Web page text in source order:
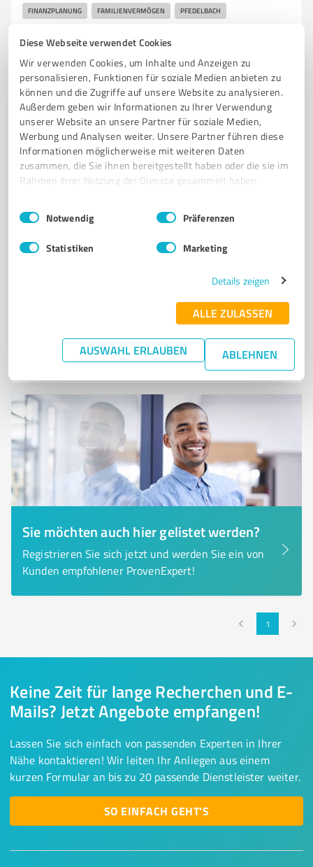
Diese Webseite verwendet Cookies
Wir verwenden Cookies, um Inhalte und Anzeigen zu
personalisieren, Funktionen für soziale Medien anbieten zu
können und die Zugriffe auf unsere Website zu analysieren.
Außerdem geben wir Informationen zu Ihrer Verwendung
unserer Website an unsere Partner für soziale Medien,
Werbung und Analysen weiter. Unsere Partner führen diese
Informationen möglicherweise mit weiteren Daten
zusammen, die Sie ihnen bereitgestellt haben oder die sie im
Rahmen Ihrer Nutzung der Dienste gesammelt haben.
Impressum Datenschutzbestimmungen
Einwilligungsauswahl
Notwendig Präferenzen
Statistiken Marketing
Details zeigen
ALLE ZULASSEN
AUSWAHL ERLAUBEN ABLEHNEN
FINANZPLANUNG FAMILIENVERMÖGEN PFEDELBACH
Hauptstraße 46, 74629 Pfedelbach
Tel. 07941 646920
service@contiago.de
comes-familyoffice.de/
5,00 / 5,00
Bewertungen (1 Quelle)
Alexander Roll
Geldanlagen
alexander.roll@dvag.de
0,00 / 5,00
Nicht bewertet0
Sie möchten auch hier gelistet werden?
Registrieren Sie sich jetzt und werden Sie ein von
Kunden empfohlener ProvenExpert!
1
Keine Zeit für lange Recherchen und E-
Mails? Jetzt Angebote empfangen!
Lassen Sie sich einfach von passenden Experten in Ihrer
Nähe kontaktieren! Wir leiten Ihr Anliegen aus einem
kurzen Formular an bis zu 20 passende Dienstleister weiter.
SO EINFACH GEHT'S